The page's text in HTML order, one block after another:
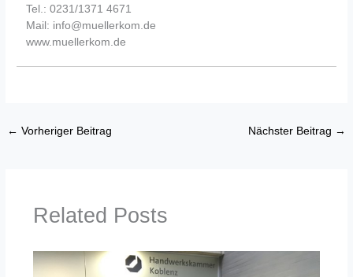
Tel.: 0231/1371 4671
Mail: info@muellerkom.de
www.muellerkom.de
← Vorheriger Beitrag Nächster Beitrag →
Related Posts